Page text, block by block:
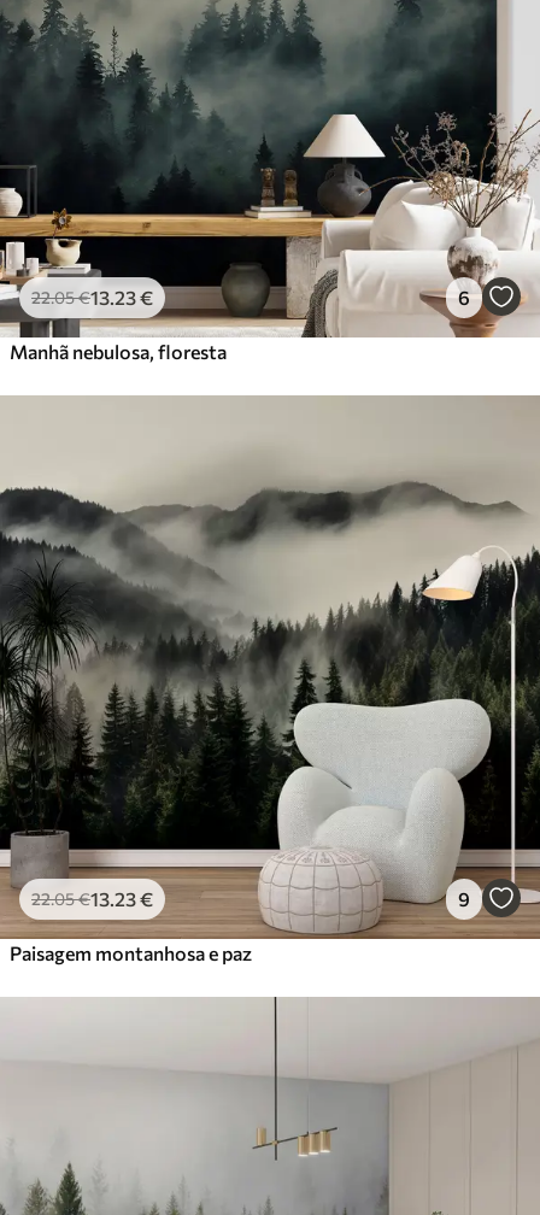
22.05€13 .23€ 6
Manhã nebulosa, floresta
22.05€13 .23€ 9
Paisagem montanhosa e paz